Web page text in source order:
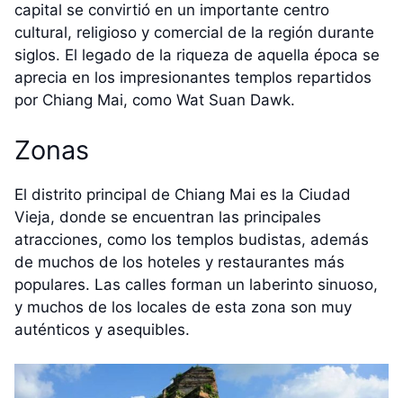
capital se convirtió en un importante centro
cultural, religioso y comercial de la región durante
siglos. El legado de la riqueza de aquella época se
aprecia en los impresionantes templos repartidos
por Chiang Mai, como Wat Suan Dawk.
Zonas
El distrito principal de Chiang Mai es la Ciudad
Vieja, donde se encuentran las principales
atracciones, como los templos budistas, además
de muchos de los hoteles y restaurantes más
populares. Las calles forman un laberinto sinuoso,
y muchos de los locales de esta zona son muy
auténticos y asequibles.